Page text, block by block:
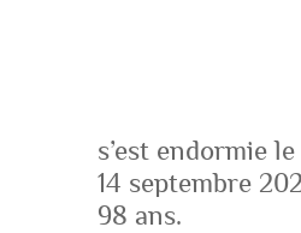
s’est endormie
14 septembre
98 ans.